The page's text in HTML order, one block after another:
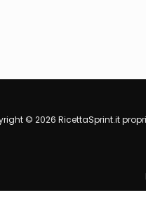
© 2026 RicettaSprint.it